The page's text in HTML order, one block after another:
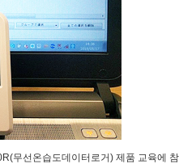
무선온습도데이터로거) 제품 교육에